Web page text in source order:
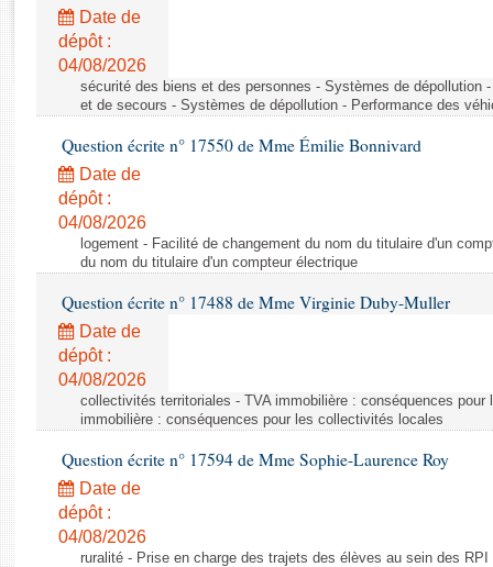
Rapports législatifs
Rapports sur l'application des lois
Baromètre de l’application des lois
Dossiers législatifs
Budget et sécurité sociale
Questions écrites et orales
Comptes rendus des débats
Date de
dépôt :
04/08/2026
sécurité des biens et des personnes - Systèmes de dépollution
et de secours - Systèmes de dépollution - Performance des
Question écrite n° 17550 de Mme Émilie Bonnivard
Date de
dépôt :
04/08/2026
logement - Facilité de changement du nom du titulaire d'un
du nom du titulaire d'un compteur électrique
Question écrite n° 17488 de Mme Virginie Duby-Muller
Date de
dépôt :
04/08/2026
collectivités territoriales - TVA immobilière : conséquences
immobilière : conséquences pour les collectivités locales
Question écrite n° 17594 de Mme Sophie-Laurence Roy
Date de
dépôt :
04/08/2026
ruralité - Prise en charge des trajets des élèves au sein des